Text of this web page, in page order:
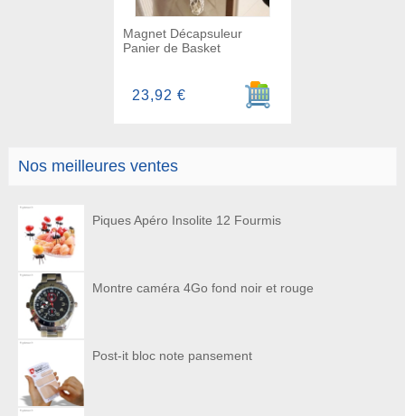
Nos meilleures ventes
Piques Apéro Insolite 12 Fourmis
Montre caméra 4Go fond noir et rouge
Post-it bloc note pansement
Magnet Décapsuleur
Panier de Basket
Ajouter au panier
23,92 €